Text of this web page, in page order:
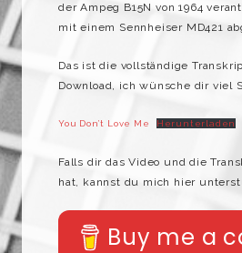
der Ampeg B15N von 1964
mit einem Sennheiser MD421
Das ist die vollständige
Download, ich wünsche dir viel
You Don’t Love Me Herunterladen
Falls dir das Video und die
hat, kannst du mich hier
Buy me a